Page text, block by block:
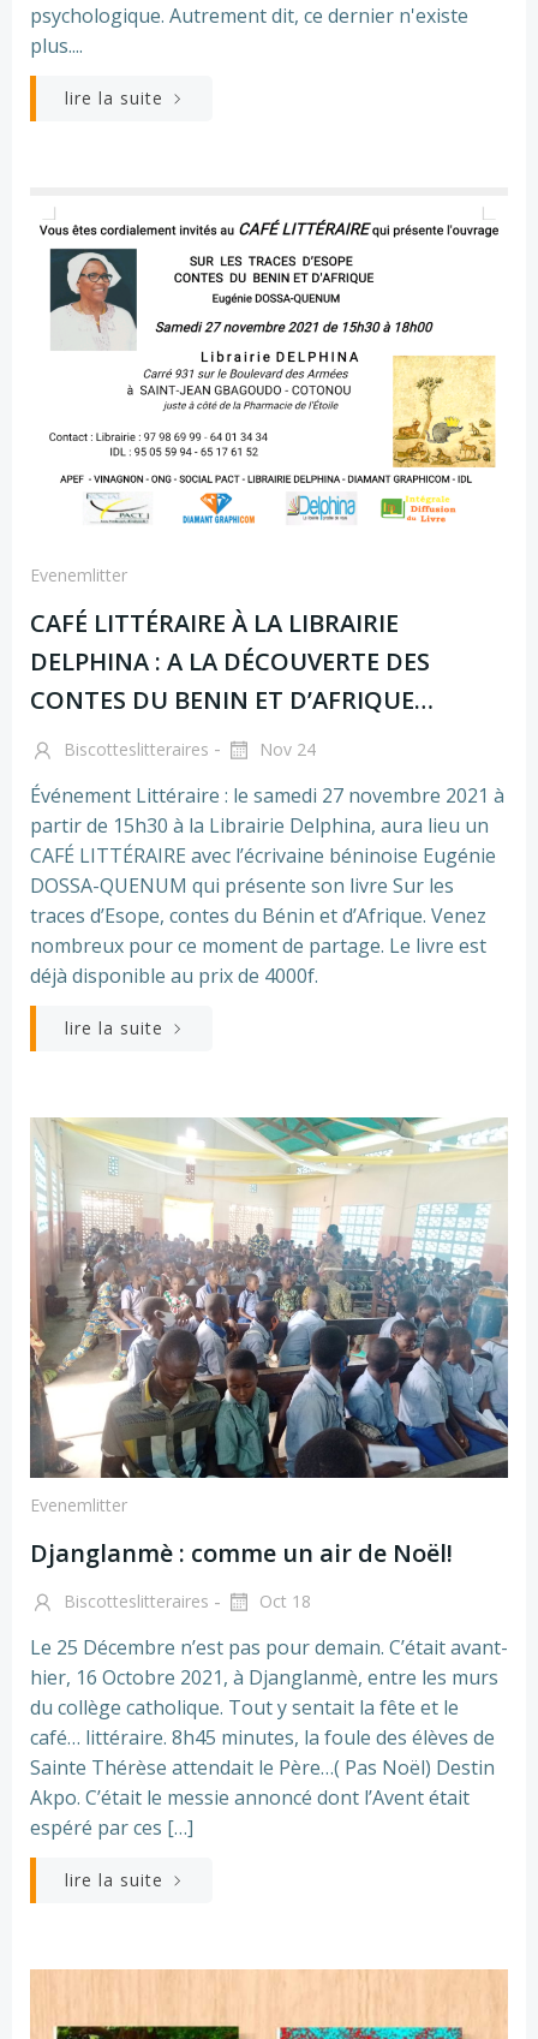
psychologique. Autrement dit, ce dernier n'existe
plus....
lire la suite
Evenemlitter
CAFÉ LITTÉRAIRE À LA LIBRAIRIE
DELPHINA : A LA DÉCOUVERTE DES
CONTES DU BENIN ET D’AFRIQUE…
Biscotteslitteraires - Nov 24
Événement Littéraire : le samedi 27 novembre 2021 à
partir de 15h30 à la Librairie Delphina, aura lieu un
CAFÉ LITTÉRAIRE avec l’écrivaine béninoise Eugénie
DOSSA-QUENUM qui présente son livre Sur les
traces d’Esope, contes du Bénin et d’Afrique. Venez
nombreux pour ce moment de partage. Le livre est
déjà disponible au prix de 4000f.
lire la suite
Evenemlitter
Djanglanmè : comme un air de Noël!
Biscotteslitteraires - Oct 18
Le 25 Décembre n’est pas pour demain. C’était avant-
hier, 16 Octobre 2021, à Djanglanmè, entre les murs
du collège catholique. Tout y sentait la fête et le
café… littéraire. 8h45 minutes, la foule des élèves de
Sainte Thérèse attendait le Père…( Pas Noël) Destin
Akpo. C’était le messie annoncé dont l’Avent était
espéré par ces […]
lire la suite